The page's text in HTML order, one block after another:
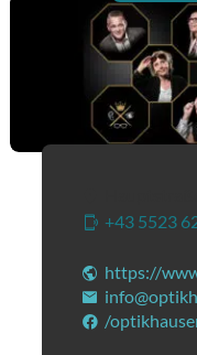
+43 5523
https://
/